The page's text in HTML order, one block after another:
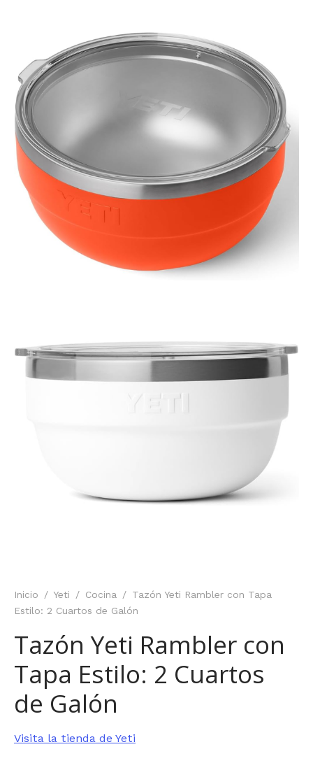
Inicio / Yeti / Cocina / Tazón Yeti Rambler con Tapa
Estilo: 2 Cuartos de Galón
Tazón Yeti Rambler con
Tapa Estilo: 2 Cuartos
de Galón
Visita la tienda de Yeti